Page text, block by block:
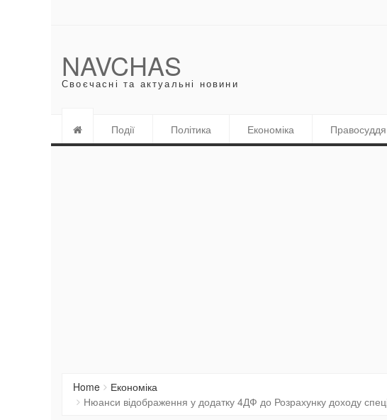
NAVCHAS
Своєчасні та актуальні новини
Події Політика Економіка Правосуддя
Home
Економіка
Нюанси відображення у додатку 4ДФ до Розрахунку доходу